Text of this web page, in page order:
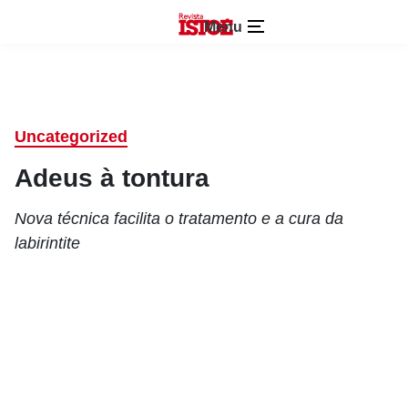
Menu
Uncategorized
Adeus à tontura
Nova técnica facilita o tratamento e a cura da
labirintite